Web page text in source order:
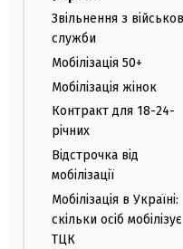
Звільнення з
служби
Мобілізація 50+
Мобілізація жінок
Контракт для 18-24-
річних
Відстрочка від
мобілізації
Мобілізація в Україні:
скільки осіб мобілізує
ТЦК